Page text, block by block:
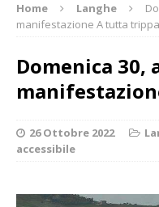
Home Langhe
manifestazione A tutta trippa
Domenica 30,
26 Ottobre 2022
accessibile